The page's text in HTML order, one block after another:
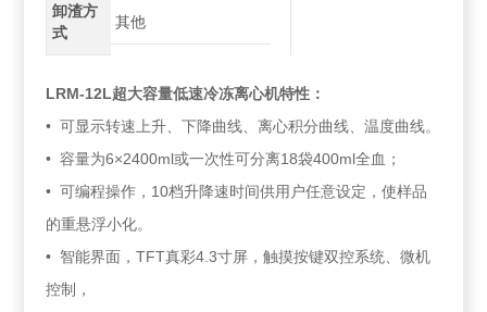
卸渣方
式
其他
LRM-12L超大容量低速冷冻离心机特性：
• 可显示转速上升、下降曲线、离心积分曲线、温度曲线。
• 容量为6×2400ml或一次性可分离18袋400ml全血；
• 可编程操作，10档升降速时间供用户任意设定，使样品
的重悬浮小化。
• 智能界面，TFT真彩4.3寸屏，触摸按键双控系统、微机
控制，